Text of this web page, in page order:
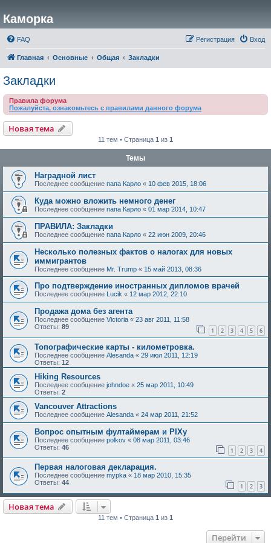
Каморка
FAQ Вход
Регистрация
Главная Основные Общая Закладки
Закладки
Правила форума
Пожалуйста, ознакомьтесь с правилами данного форума
Новая тема
11 тем • Страница 1 из 1
Темы
Наградной лист
Последнее сообщение папа Карло « 10 фев 2015, 18:06
Куда можно вложить немного денег
Последнее сообщение папа Карло « 01 мар 2014, 10:47
ПРАВИЛА: Закладки
Последнее сообщение папа Карло « 22 июн 2009, 20:46
Несколько полезных фактов о налогах для новых
иммигрантов
Последнее сообщение Mr. Trump « 15 май 2013, 08:36
Про подтверждение иностранных дипломов врачей
Последнее сообщение Lucik « 12 мар 2012, 22:10
Продажа дома без агента
Последнее сообщение Victoria « 23 авг 2011, 11:58
Ответы: 89 1 2 3 4 5 6
Топографические карты - километровка.
Последнее сообщение Alesanda « 29 июл 2011, 12:19
Ответы: 12
Hiking Resources
Последнее сообщение johndoe « 25 мар 2011, 10:49
Ответы: 2
Vancouver Attractions
Последнее сообщение Alesanda « 24 мар 2011, 21:52
Вопрос опытным фултаймерам и PIXу
Последнее сообщение polkov « 08 мар 2011, 03:46
Ответы: 46 1 2 3 4
Первая налоговая деклaрация.
Последнее сообщение mypka « 18 мар 2010, 15:35
Ответы: 44 1 2 3
Новая тема
11 тем • Страница 1 из 1
Перейти